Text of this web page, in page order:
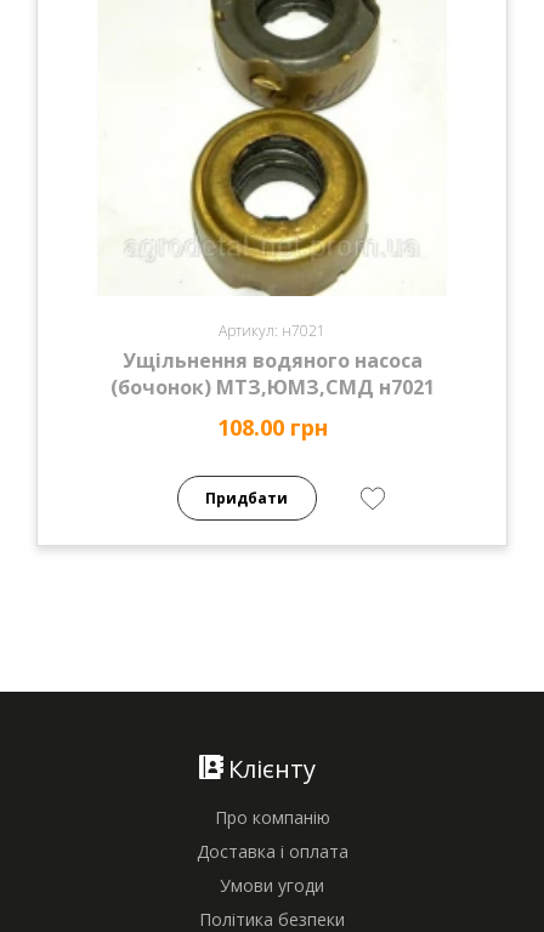
Артикул: н7021
Ущільнення водяного насоса
(бочонок) МТЗ,ЮМЗ,СМД н7021
108.00 грн
Придбати
Клієнту
Про компанію
Доставка і оплата
Умови угоди
Політика безпеки